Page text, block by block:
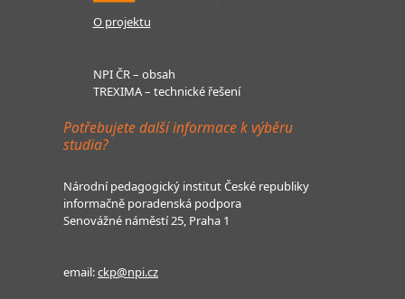
O projektu
NPI ČR – obsah
TREXIMA – technické řešení
Potřebujete další informace k výběru
studia?
Národní pedagogický institut České republiky
informačně poradenská podpora
Senovážné náměstí 25, Praha 1
email:ckp@npi.cz